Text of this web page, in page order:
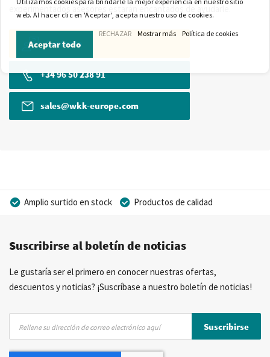
experimentados asesores estarán encantados de ayudarle.
Contacto
+34 96 50 238 91
sales@wkk-europe.com
Amplio surtido en stock
Productos de calidad
Asesoramiento personal
Más de 40 años de experiencia
Posibilidad de crear marca privada
Suscribirse al boletín de noticias
Le gustaría ser el primero en conocer nuestras ofertas,
descuentos y noticias? ¡Suscríbase a nuestro boletín de noticias!
nuestro
Suscribirse
web. Al hacer clic en 'Aceptar', acepta nuestro uso de cookies.
Aceptar todo
RECHAZAR Mostrar más Política de cookies